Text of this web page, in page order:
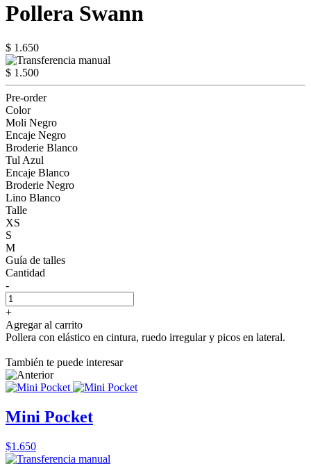
Pollera Swann
$ 1.650
$ 1.500
Pre-order
Color
Moli Negro
Encaje Negro
Broderie Blanco
Tul Azul
Encaje Blanco
Broderie Negro
Lino Blanco
Talle
XS
S
M
Guía de talles
Cantidad
-
+
Agregar al carrito
Pollera con elástico en cintura, ruedo irregular y picos en lateral.
También te puede interesar
Mini Pocket
$1.650